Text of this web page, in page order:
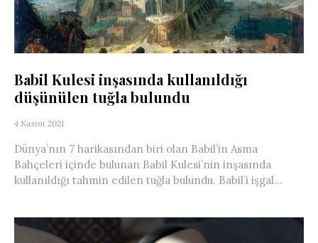
Babil Kulesi inşasında kullanıldığı
düşünülen tuğla bulundu
4 Kasım 2021
Dünya’nın 7 harikasından biri olan Babil’in Asma
Bahçeleri içinde bulunan Babil Kulesi’nin inşasında
kullanıldığı tahmin edilen tuğla bulundu. Babil’i işgal...